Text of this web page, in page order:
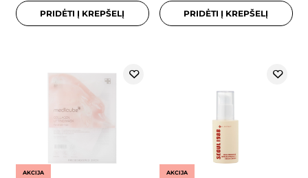
PRIDĖTI Į KREPŠELĮ PRIDĖTI Į KREPŠELĮ
AKCIJA AKCIJA